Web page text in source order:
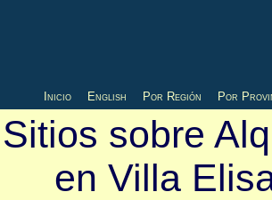
Inicio English Por Región Por
Sitios sobre
en Villa